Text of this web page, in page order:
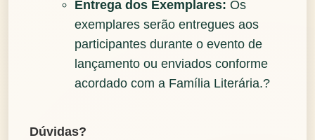
Entrega dos Exemplares: Os
exemplares serão entregues aos
participantes durante o evento de
lançamento ou enviados conforme
acordado com a Família Literária.?
Dúvidas?